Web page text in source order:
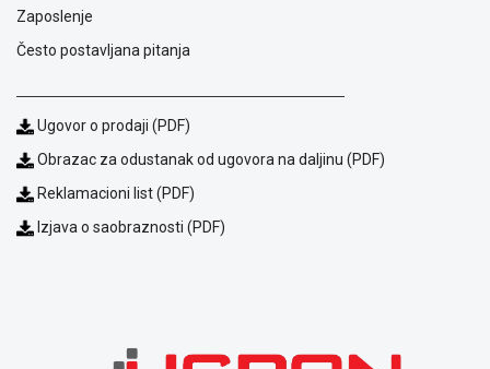
Politika
Politika
kolačićima
Provera
garancije
OUTLET
Kontakt
WEB
KREDIT
Zaposlenje
Često postavljana pitanja
Ugovor o prodaji (PDF)
Obrazac za odustanak od ugovora na daljinu (PDF)
Reklamacioni list (PDF)
Izjava o saobraznosti (PDF)